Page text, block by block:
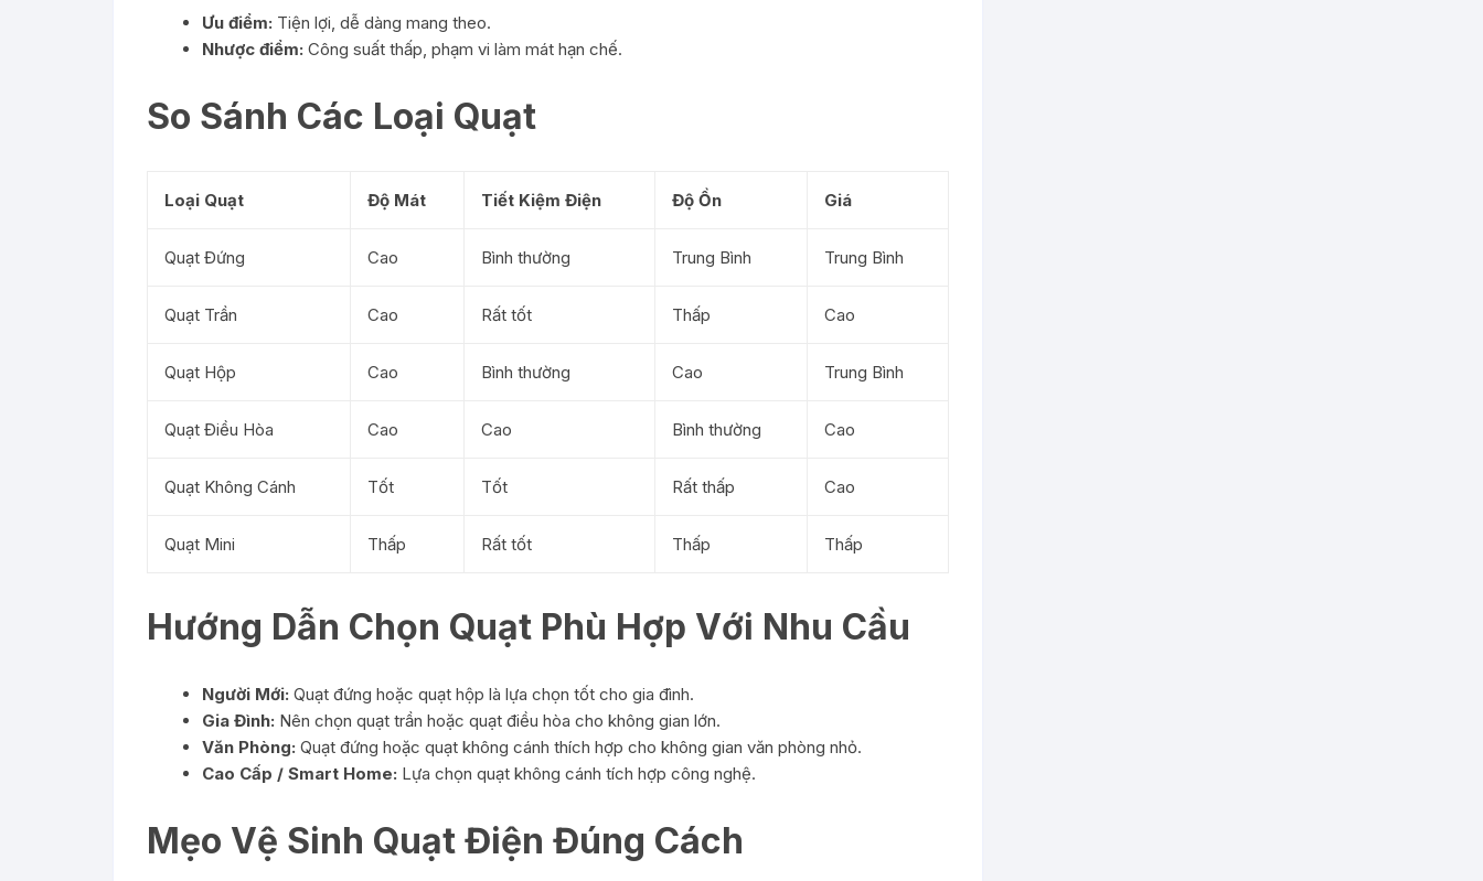
Ưu điểm: Tiện lợi, dễ dàng mang theo.
Nhược điểm: Công suất thấp, phạm vi làm mát hạn chế.
So Sánh Các Loại Quạt
Loại Quạt Độ Mát Tiết Kiệm Điện Độ Ồn Giá
Quạt Đứng Cao Bình thường Trung Bình Trung Bình
Quạt Trần Cao Rất tốt Thấp Cao
Quạt Hộp Cao Bình thường Cao Trung Bình
Quạt Điều Hòa Cao Cao Bình thường Cao
Quạt Không Cánh Tốt Tốt Rất thấp Cao
Quạt Mini Thấp Rất tốt Thấp Thấp
Hướng Dẫn Chọn Quạt Phù Hợp Với Nhu Cầu
Người Mới: Quạt đứng hoặc quạt hộp là lựa chọn tốt cho gia đình.
Gia Đình: Nên chọn quạt trần hoặc quạt điều hòa cho không gian lớn.
Văn Phòng: Quạt đứng hoặc quạt không cánh thích hợp cho không gian văn phòng nhỏ.
Cao Cấp / Smart Home: Lựa chọn quạt không cánh tích hợp công nghệ.
Mẹo Vệ Sinh Quạt Điện Đúng Cách